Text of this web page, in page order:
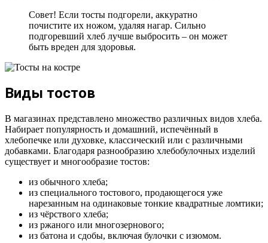
Совет! Если тосты подгорели, аккуратно
почистите их ножом, удаляя нагар. Сильно
подгоревший хлеб лучше выбросить – он может
быть вреден для здоровья.
Виды тостов
В магазинах представлено множество различных видов хлеба.
Набирает популярность и домашний, испечённый в
хлебопечке или духовке, классический или с различными
добавками. Благодаря разнообразию хлебобулочных изделий
существует и многообразие тостов:
из обычного хлеба;
из специального тостового, продающегося уже
нарезанным на одинаковые тонкие квадратные ломтики;
из чёрствого хлеба;
из ржаного или многозернового;
из батона и сдобы, включая булочки с изюмом.